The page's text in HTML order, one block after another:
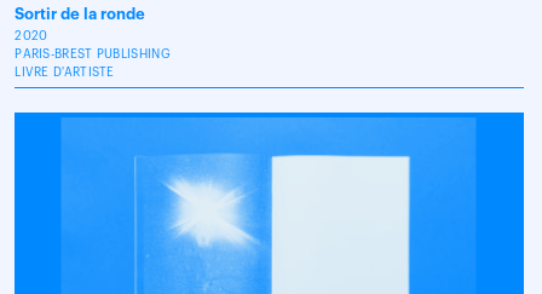
Sortir de la ronde
2020
PARIS-BREST PUBLISHING
LIVRE D'ARTISTE